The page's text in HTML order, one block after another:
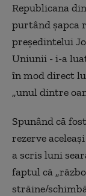
Republicana
purtând şapca
preşedintelui
Uniunii - i-a
în mod direct
„unul dintre
Spunând că
rezerve
a scris luni
faptul că
străine/